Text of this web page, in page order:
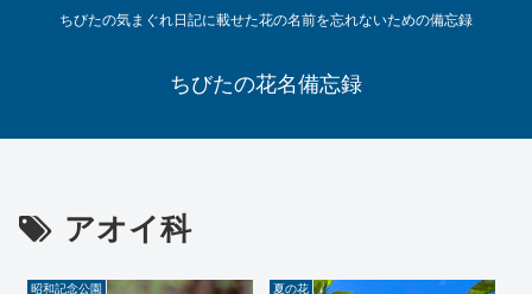
ちびたの気まぐれ日記に載せた花の名前を忘れないための備忘録
ちびたの花名備忘録
アオイ科
昭和記念公園 夏の花